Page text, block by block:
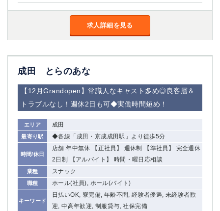
求人詳細を見る
成田 とらのあな
【12月Grandopen】常識人なキャスト多め◎良客層＆
トラブルなし！週休2日も可◆実働時間短め！
エリア 成田
最寄り駅 ◆各線「成田・京成成田駅」より徒歩5分
時間/休日
店舗:年中無休 【正社員】 週休制 【準社員】 完全週休
2日制 【アルバイト】 時間・曜日応相談
業種 スナック
職種 ホール(社員), ホール(バイト)
キーワード
日払いOK, 寮完備, 年齢不問, 経験者優遇, 未経験者歓
迎, 中高年歓迎, 制服貸与, 社保完備